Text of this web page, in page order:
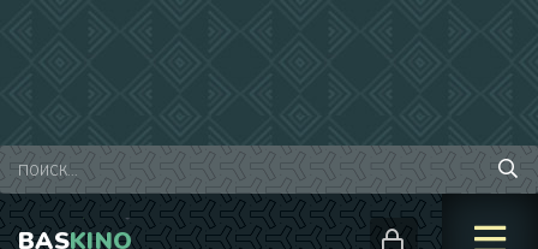
BASKINO